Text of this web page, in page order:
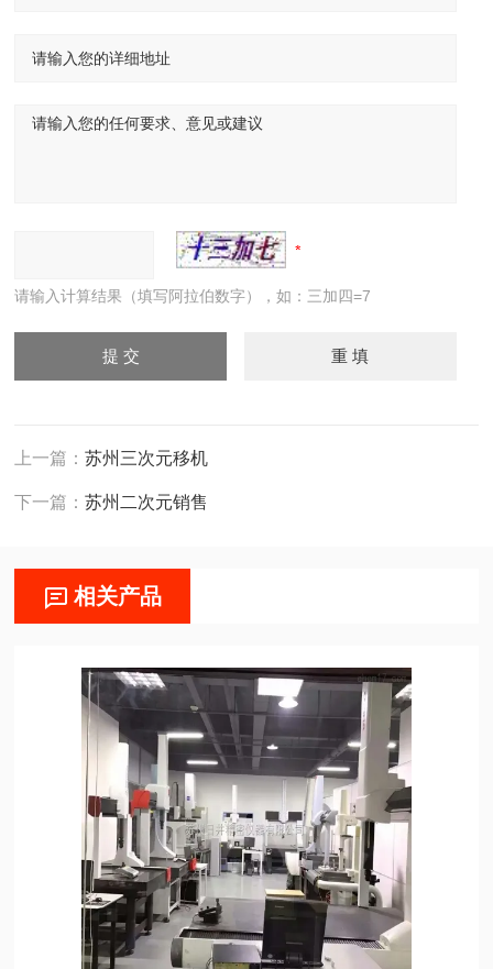
请输入计算结果（填写阿拉伯数字），如：三加四=7
上一篇：苏州三次元移机
下一篇：苏州二次元销售
相关产品